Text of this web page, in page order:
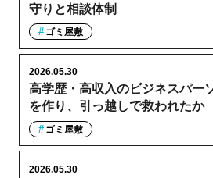
守りと相談体制
ゴミ屋敷
高学歴・高収入のビジネスパー
を作り、引っ越しで救われたか
2026.05.30
ゴミ屋敷
2026.05.30